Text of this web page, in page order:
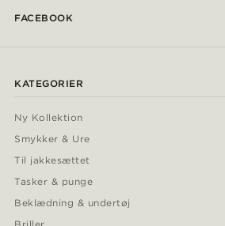
FACEBOOK
KATEGORIER
Ny Kollektion
Smykker & Ure
Til jakkesættet
Tasker & punge
Beklædning & undertøj